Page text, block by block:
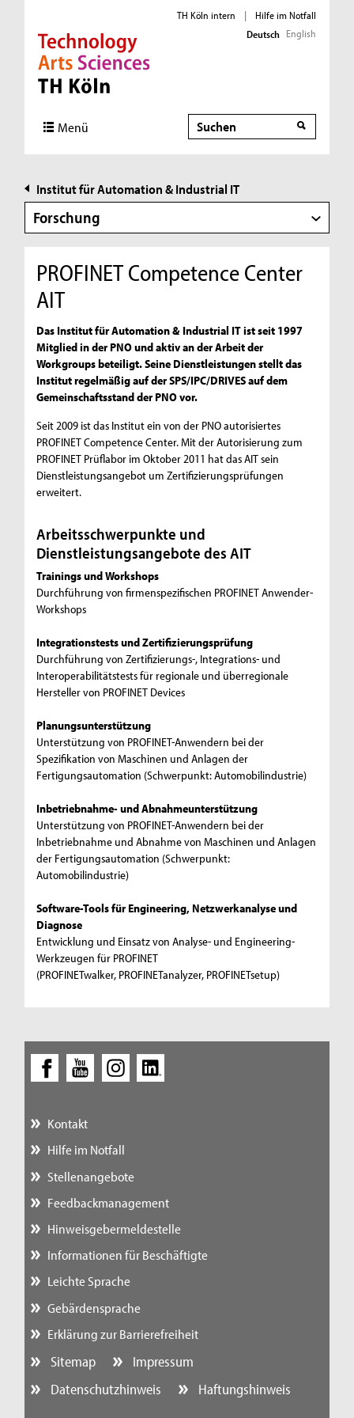
Direkt zur Hauptnavigation
Direkt zur Subnavigation
Direkt zum Inhalt
Direkt zum Fußbereich
TH Köln intern |
Hilfe im Notfall
Deutsch English
Menü Suche
Suche
Institut für Automation & Industrial IT
Forschung
PROFINET Competence Center
AIT
Das Institut für Automation & Industrial IT ist seit 1997
Mitglied in der PNO und aktiv an der Arbeit der
Workgroups beteiligt. Seine Dienstleistungen stellt das
Institut regelmäßig auf der SPS/IPC/DRIVES auf dem
Gemeinschaftsstand der PNO vor.
Seit 2009 ist das Institut ein von der PNO autorisiertes
PROFINET Competence Center. Mit der Autorisierung zum
PROFINET Prüflabor im Oktober 2011 hat das AIT sein
Dienstleistungsangebot um Zertifizierungsprüfungen
erweitert.
Arbeitsschwerpunkte und
Dienstleistungsangebote des AIT
Trainings und Workshops
Durchführung von firmenspezifischen PROFINET Anwender-
Workshops
Integrationstests und Zertifizierungsprüfung
Durchführung von Zertifizierungs-, Integrations- und
Interoperabilitätstests für regionale und überregionale
Hersteller von PROFINET Devices
Planungsunterstützung
Unterstützung von PROFINET-Anwendern bei der
Spezifikation von Maschinen und Anlagen der
Fertigungsautomation (Schwerpunkt: Automobilindustrie)
Inbetriebnahme- und Abnahmeunterstützung
Unterstützung von PROFINET-Anwendern bei der
Inbetriebnahme und Abnahme von Maschinen und Anlagen
der Fertigungsautomation (Schwerpunkt:
Automobilindustrie)
Software-Tools für Engineering, Netzwerkanalyse und
Diagnose
Entwicklung und Einsatz von Analyse- und Engineering-
Werkzeugen für PROFINET
(PROFINETwalker, PROFINETanalyzer, PROFINETsetup)
Kontakt
Hilfe im Notfall
Stellenangebote
Feedbackmanagement
Hinweisgebermeldestelle
Informationen für Beschäftigte
Leichte Sprache
Gebärdensprache
Erklärung zur Barrierefreiheit
Sitemap
Impressum
Datenschutzhinweis
Haftungshinweis